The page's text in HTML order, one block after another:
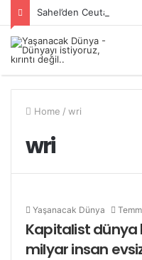
Sahel’den Ceuta’ya
Home / wri
wri
Yaşanacak Dünya
Kapitalist dünya
milyar insan